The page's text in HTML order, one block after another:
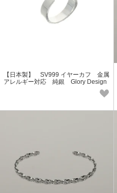
【日本製】 SV999 イヤーカフ 金属
アレルギー対応 純銀 Glory Design